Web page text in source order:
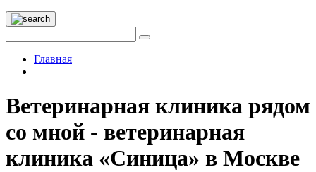
Главная
Ветеринарная клиника рядом
со мной - ветеринарная
клиника «Синица» в Москве